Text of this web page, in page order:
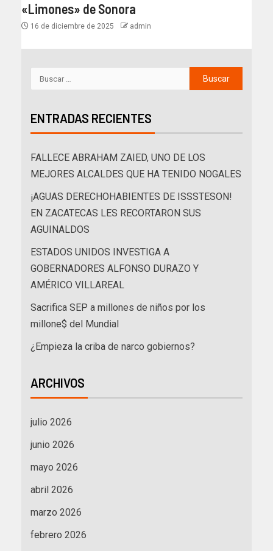
«Limones» de Sonora
16 de diciembre de 2025 admin
ENTRADAS RECIENTES
FALLECE ABRAHAM ZAIED, UNO DE LOS
MEJORES ALCALDES QUE HA TENIDO NOGALES
¡AGUAS DERECHOHABIENTES DE ISSSTESON!
EN ZACATECAS LES RECORTARON SUS
AGUINALDOS
ESTADOS UNIDOS INVESTIGA A
GOBERNADORES ALFONSO DURAZO Y
AMÉRICO VILLAREAL
Sacrifica SEP a millones de niños por los
millone$ del Mundial
¿Empieza la criba de narco gobiernos?
ARCHIVOS
julio 2026
junio 2026
mayo 2026
abril 2026
marzo 2026
febrero 2026